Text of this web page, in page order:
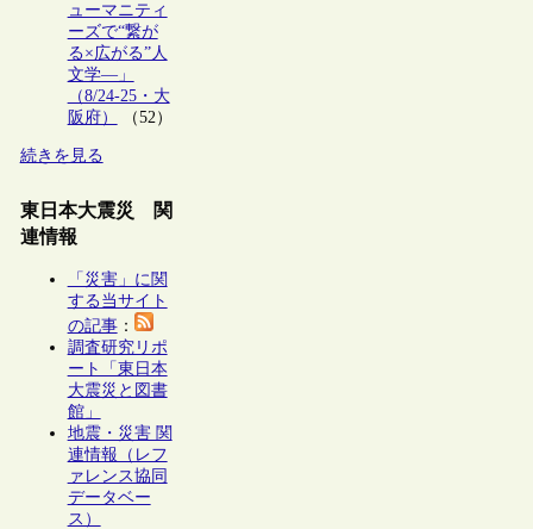
ューマニティ
ーズで“繋が
る×広がる”人
文学―」
（8/24-25・大
阪府）
（52）
続きを見る
東日本大震災 関
連情報
「災害」に関
する当サイト
の記事：
調査研究リポ
ート「東日本
大震災と図書
館」
地震・災害 関
連情報（レフ
ァレンス協同
データベー
ス）